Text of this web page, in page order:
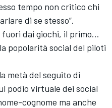
tempo non critico chi
di se stesso”.
fuori dai giochi, il primo…
popolarità social del piloti
metà del seguito di
podio virtuale dei social
cognome ma anche